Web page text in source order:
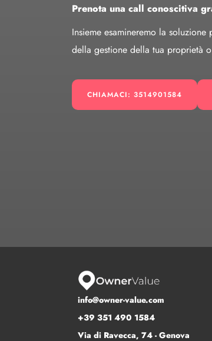
Prenota una call conoscitiva
Insieme esamineremo la
della gestione della tua proprietà
CHIAMACI: 3514901584
info@owner-value.com
+39 351 490 1584
Via di Ravecca, 74 - Genova